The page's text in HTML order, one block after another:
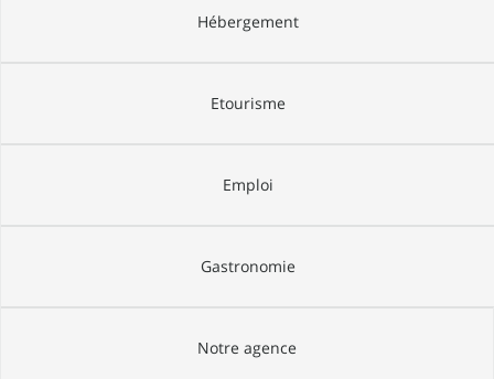
Hébergement
Etourisme
Emploi
Gastronomie
Notre agence